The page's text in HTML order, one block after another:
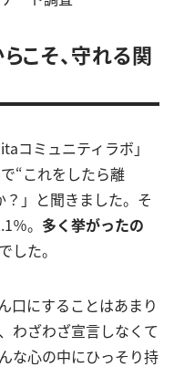
こそ、守れる関
コミュニティラボ」
“これをしたら離
」と聞きました。そ
％。 多く挙がったの
でした。
口にすることはあまり
わざわざ宣言しなくて
な心の中にひっそり持